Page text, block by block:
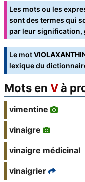
Les mots ou les
sont des termes qui
par leur signification,
Le mot
lexique du
Mots en Và
vimentine
vinaigre
vinaigre médicinal
vinaigrier